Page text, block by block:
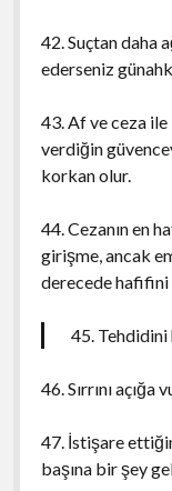
42. Suçtan daha
ederseniz
43. Af ve ceza
verdiğin
korkan olur.
44. Cezanın en
girişme, ancak
derecede hafifini
45. Tehdidini
46. Sırrını
47. İstişare
başına bir şey